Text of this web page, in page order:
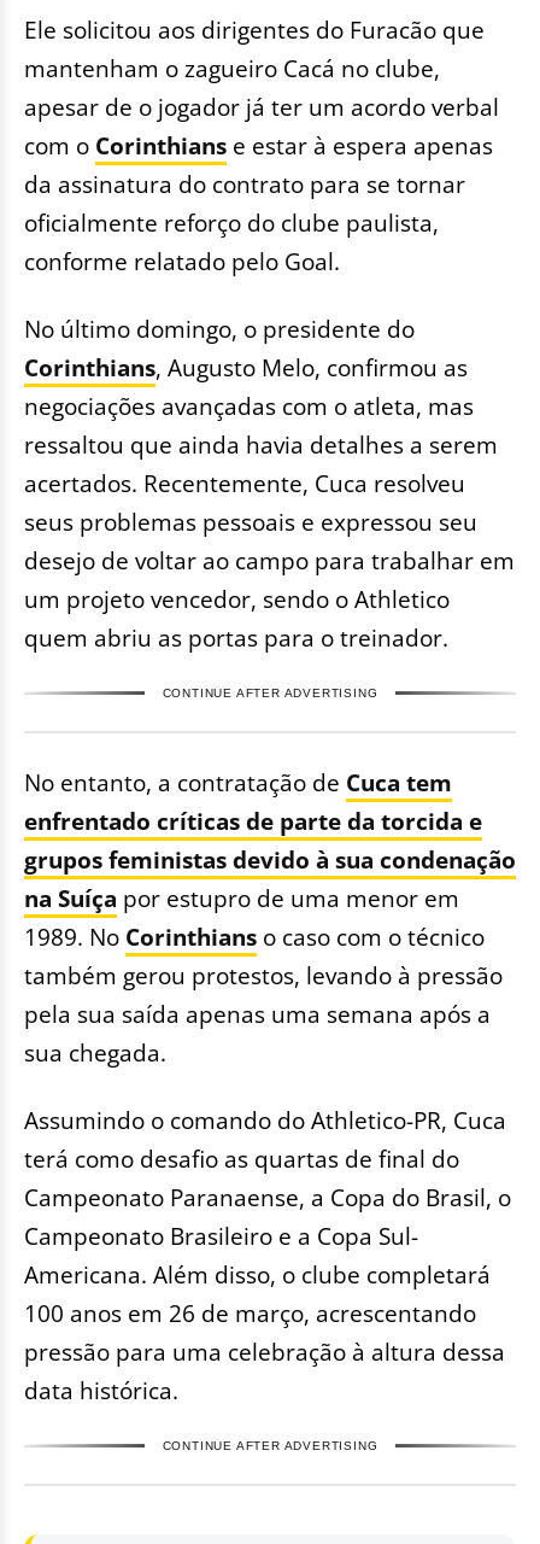
Ele solicitou aos dirigentes do Furacão que
mantenham o zagueiro Cacá no clube,
apesar de o jogador já ter um acordo verbal
com o Corinthians e estar à espera apenas
da assinatura do contrato para se tornar
oficialmente reforço do clube paulista,
conforme relatado pelo Goal.
No último domingo, o presidente do
Corinthians, Augusto Melo, confirmou as
negociações avançadas com o atleta, mas
ressaltou que ainda havia detalhes a serem
acertados. Recentemente, Cuca resolveu
seus problemas pessoais e expressou seu
desejo de voltar ao campo para trabalhar em
um projeto vencedor, sendo o Athletico
quem abriu as portas para o treinador.
CONTINUE AFTER ADVERTISING
No entanto, a contratação de Cuca tem
enfrentado críticas de parte da torcida e
grupos feministas devido à sua condenação
na Suíça por estupro de uma menor em
1989. No Corinthians o caso com o técnico
também gerou protestos, levando à pressão
pela sua saída apenas uma semana após a
sua chegada.
Assumindo o comando do Athletico-PR, Cuca
terá como desafio as quartas de final do
Campeonato Paranaense, a Copa do Brasil, o
Campeonato Brasileiro e a Copa Sul-
Americana. Além disso, o clube completará
100 anos em 26 de março, acrescentando
pressão para uma celebração à altura dessa
data histórica.
CONTINUE AFTER ADVERTISING